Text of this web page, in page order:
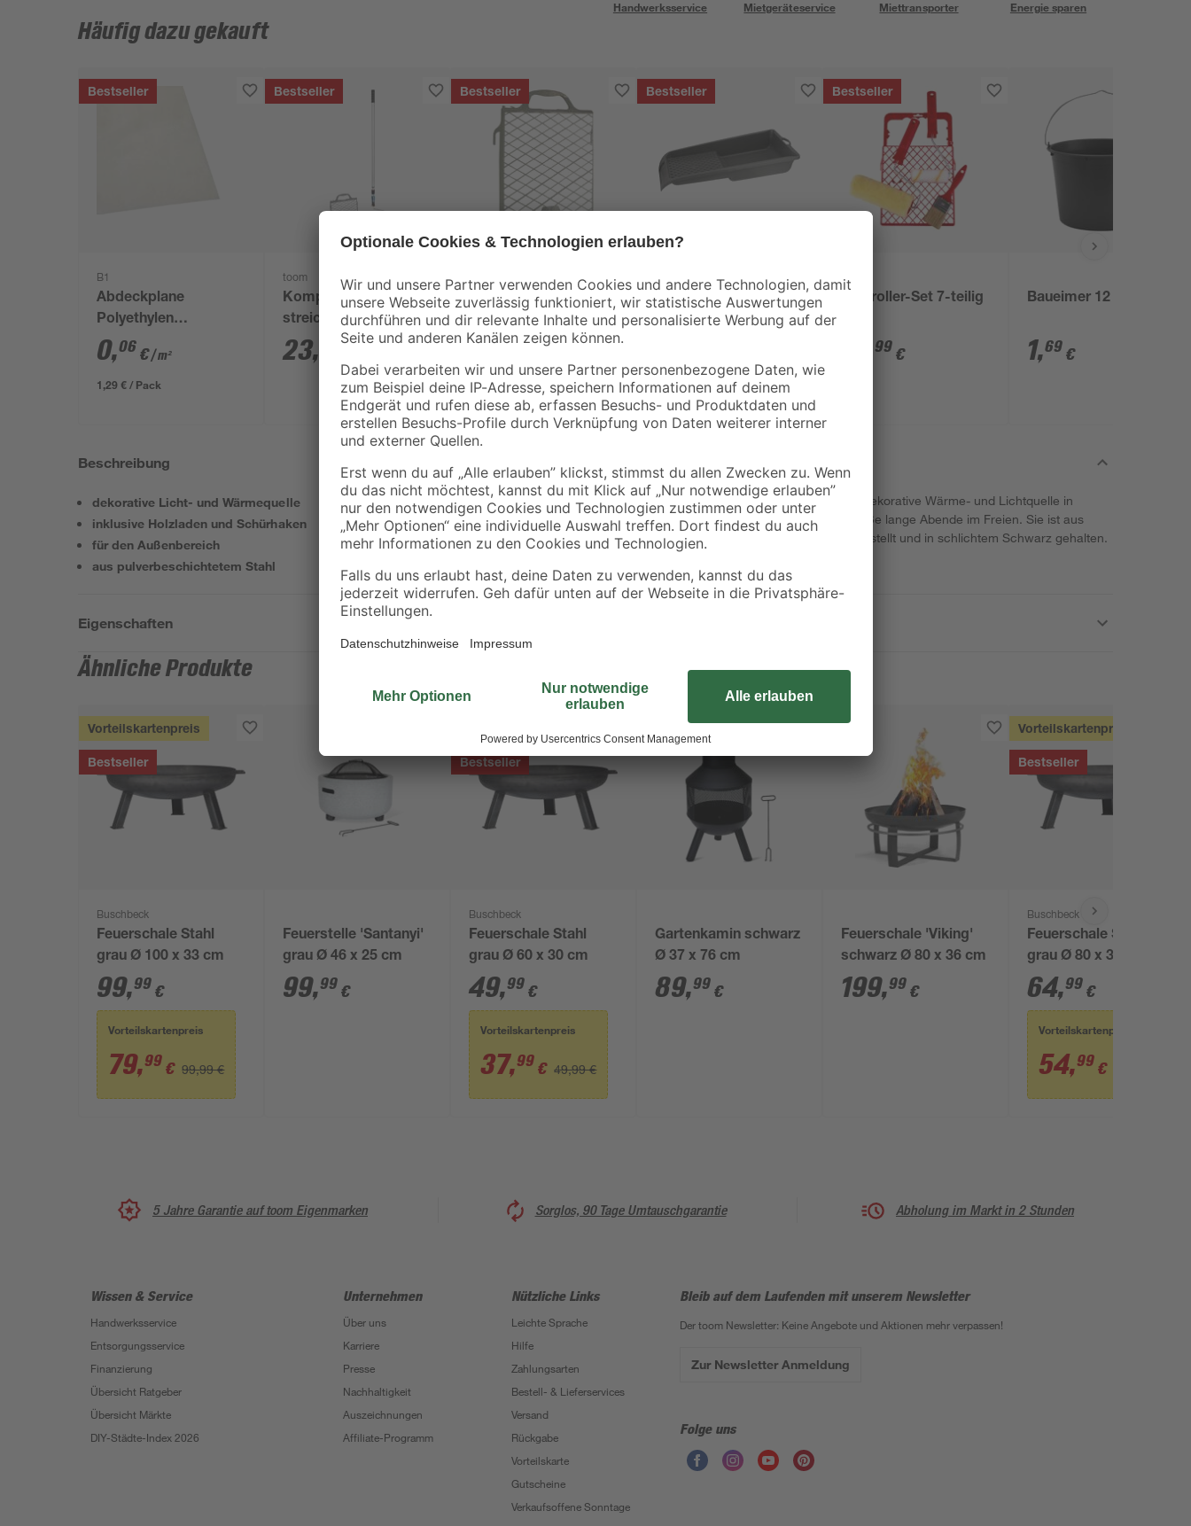
Handwerksservice Mietgeräteservice Miettransporter Energie sparen
Häufig dazu gekauft
Bestseller
B1
Abdeckplane
Polyethylen
transparent 4 x 5 m
0,06 €/ m²
1,29 € / Pack
Bestseller
toom
Komplettset 'Wände
streichen' 4-teilig
23,
Bestseller
toom
Abstreifgitter 27 x 29
cm
3,99
Bestseller
B1
Farbwanne Kunststoff
grau 15 x 32 cm
Bestseller
B1
Farbroller-Set 7-teilig
99 €
Baueimer 12 l
1,69 €
Beschreibung
dekorative Licht- und Wärmequelle
inklusive Holzladen und Schürhaken
für den Außenbereich
aus pulverbeschichtetem Stahl
Schaffe dir mit dieser stabilen Feuerstelle eine dekorative Wärme- und Lichtquelle in
deinem Garten oder auf der Terrasse und genieße lange Abende im Freien. Sie ist aus
hochwertigem pulverbeschichtetem Stahl hergestellt und in schlichtem Schwarz gehalten.
Ein Schürhaken ist im Lieferumfang enthalten.
Eigenschaften
Ähnliche Produkte
Vorteilskartenpreis
Bestseller
Buschbeck
Feuerschale Stahl
grau Ø 100 x 33 cm
99,99 €
Vorteilskartenpreis
79,99 € 99,99 €
Feuerstelle 'Santanyi'
grau Ø 46 x 25 cm
99,99 €
Bestseller
Buschbeck
Feuerschale Stahl
grau Ø 60 x 30 cm
49,99 €
Vorteilskartenpreis
37,99 € 49,99 €
Gartenkamin schwarz
Ø 37 x 76 cm
89,99 €
Feuerschale 'Viking'
schwarz Ø 80 x 36 cm
199,99 €
Vorteilskartenpreis
Bestseller
Buschbeck
Feuerschale Stahl
grau Ø 80 x 30 cm
64,99 €
Vorteilskartenpreis
54,99 €
5 Jahre Garantie auf toom Eigenmarken Sorglos, 90 Tage Umtauschgarantie Abholung im Markt in 2 Stunden
Wissen & Service
Handwerksservice
Entsorgungsservice
Finanzierung
Übersicht Ratgeber
Übersicht Märkte
DIY-Städte-Index 2026
Unternehmen
Über uns
Karriere
Presse
Nachhaltigkeit
Auszeichnungen
Affiliate-Programm
Nützliche Links
Leichte Sprache
Hilfe
Zahlungsarten
Bestell- & Lieferservices
Versand
Rückgabe
Vorteilskarte
Gutscheine
Verkaufsoffene Sonntage
Bleib auf dem Laufenden mit unserem Newsletter
Der toom Newsletter: Keine Angebote und Aktionen mehr verpassen!
Zur Newsletter Anmeldung
Folge uns